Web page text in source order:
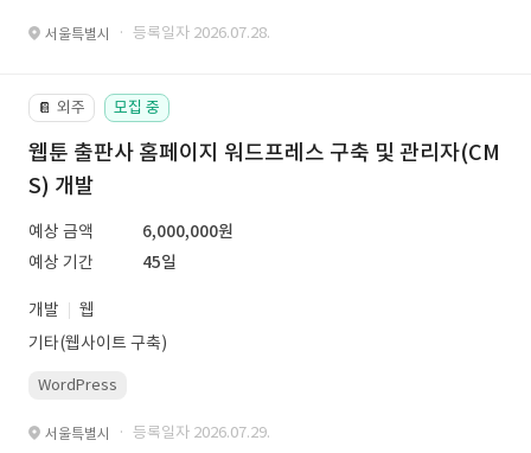
서울특별시 · 등록일자 2026.07.28.
📔 외주 모집 중
웹툰 출판사 홈페이지 워드프레스 구축 및 관리자(CM
S) 개발
예상 금액
6,000,000원
예상 기간
45일
개발
웹
기타(웹사이트 구축)
WordPress
서울특별시 · 등록일자 2026.07.29.